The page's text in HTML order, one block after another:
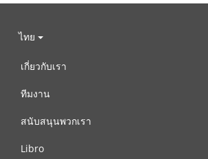
ไทย
เกี่ยวกับเรา
ทีมงาน
สนับสนุนพวกเรา
Libro